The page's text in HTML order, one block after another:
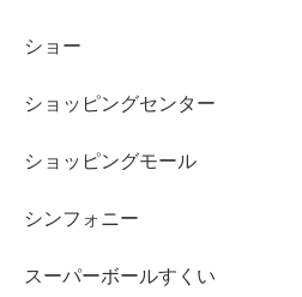
ショー
ショッピングセンター
ショッピングモール
シンフォニー
スーパーボールすくい